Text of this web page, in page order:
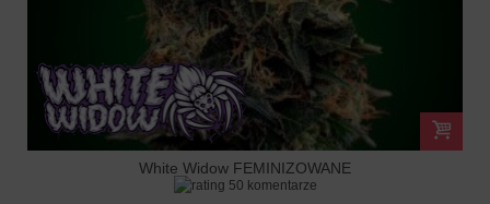
White Widow FEMINIZOWANE
50 komentarze